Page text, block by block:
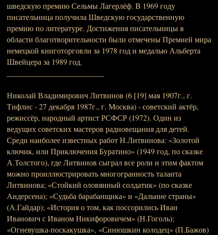
шведскую премию Сельмы Лагерлёф. В 1969 году
писательница получила Шведскую государственную
премию по литературе. Достижения писательницы в
области благотворительности были отмечены Премией мира
немецкой книготорговли за 1978 год и медалью Альберта
Швейцера за 1989 год.
Николай Владимирович Литвинов (6 [19] мая 1907г., г.
Тифлис - 27 декабря 1987г., г. Москва) - советский актёр,
режиссёр, народный артист РСФСР (1972). Один из
ведущих советских мастеров радиовещания для детей.
Среди наиболее известных работ Н.Литвинова: «Золотой
ключик, или Приключения Буратино» (1949 год, по сказке
А.Толстого), где Литвинов сыграл все роли и этим фактом
можно проиллюстрировать многогранность таланта
Литвинова; «Стойкий оловянный солдатик» (по сказке
Андерсена); «Судьба барабанщика» и «Дальние страны»
(А.Гайдар); «История о том, как поссорились Иван
Иванович с Иваном Никифоровичем» (Н.Гоголь);
«Огневушка-поскакушка», «Синюшкин колодец» (П.Бажов)